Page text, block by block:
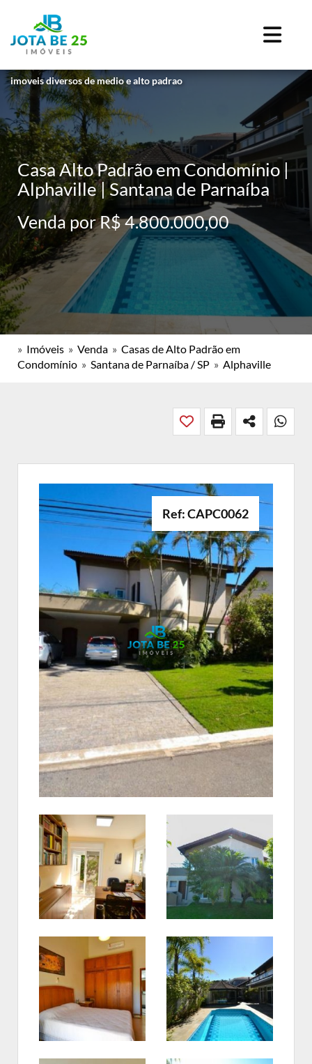
imoveis diversos de medio e alto padrao
Casa Alto Padrão em Condomínio |
Alphaville | Santana de Parnaíba
Venda por R$ 4.800.000,00
» Imóveis » Venda » Casas de Alto Padrão em
Condomínio » Santana de Parnaíba / SP » Alphaville
Ref: CAPC0062